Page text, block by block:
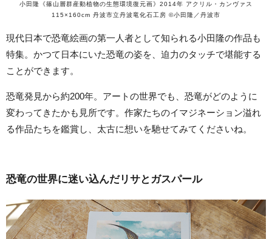
小田隆《篠山層群産動植物の生態環境復元画》2014年 アクリル・カンヴァス
115×160cm 丹波市立丹波竜化石工房 ©小田隆／丹波市
現代日本で恐竜絵画の第一人者として知られる小田隆の作品も
特集。かつて日本にいた恐竜の姿を、迫力のタッチで堪能する
ことができます。
恐竜発見から約200年。アートの世界でも、恐竜がどのように
変わってきたかも見所です。作家たちのイマジネーション溢れ
る作品たちを鑑賞し、太古に想いを馳せてみてくださいね。
恐竜の世界に迷い込んだリサとガスパール